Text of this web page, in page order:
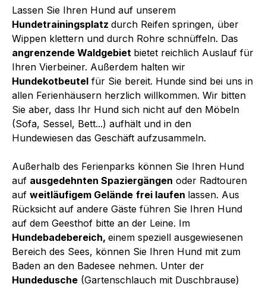
Lassen Sie Ihren Hund auf unserem
Hundetrainingsplatz durch Reifen springen, über
Wippen klettern und durch Rohre schnüffeln. Das
angrenzende Waldgebiet bietet reichlich Auslauf für
Ihren Vierbeiner. Außerdem halten wir
Hundekotbeutel für Sie bereit. Hunde sind bei uns in
allen Ferienhäusern herzlich willkommen. Wir bitten
Sie aber, dass Ihr Hund sich nicht auf den Möbeln
(Sofa, Sessel, Bett...) aufhält und in den
Hundewiesen das Geschäft aufzusammeln.
Außerhalb des Ferienparks können Sie Ihren Hund
auf ausgedehnten Spaziergängen oder Radtouren
auf weitläufigem Gelände frei laufen lassen. Aus
Rücksicht auf andere Gäste führen Sie Ihren Hund
auf dem Geesthof bitte an der Leine. Im
Hundebadebereich, einem speziell ausgewiesenen
Bereich des Sees, können Sie Ihren Hund mit zum
Baden an den Badesee nehmen. Unter der
Hundedusche (Gartenschlauch mit Duschbrause)